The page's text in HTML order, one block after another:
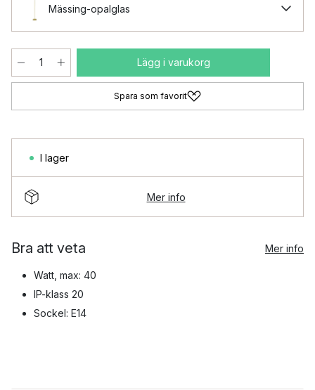
Mässing-opalglas
Lägg i varukorg
Spara som favorit
I lager
Mer info
Bra att veta Mer info
Watt, max: 40
IP-klass 20
Sockel: E14